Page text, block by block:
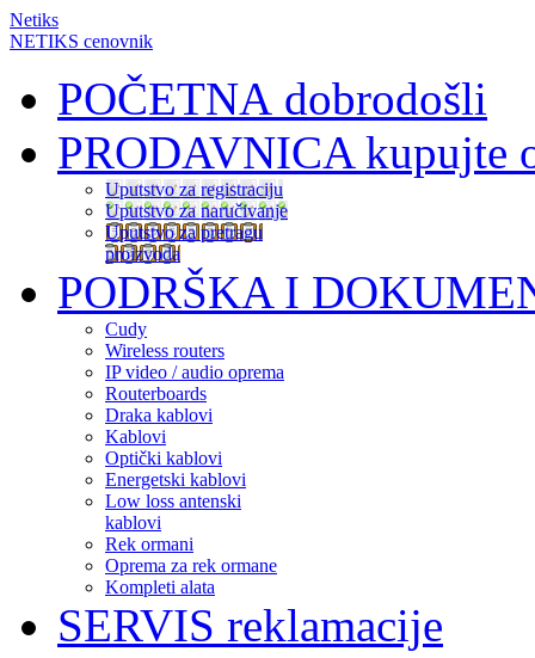
Netiks
NETIKS cenovnik
POČETNA dobrodošli
PRODAVNICAkupujte
Uputstvo za registraciju
Uputstvo za naručivanje
Uputstvo za pretragu
proizvoda
PODRŠKA I
Cudy
Wireless routers
IP video / audio oprema
Routerboards
Draka kablovi
Kablovi
Optički kablovi
Energetski kablovi
Low loss antenski
kablovi
Rek ormani
Oprema za rek ormane
Kompleti alata
SERVIS reklamacije